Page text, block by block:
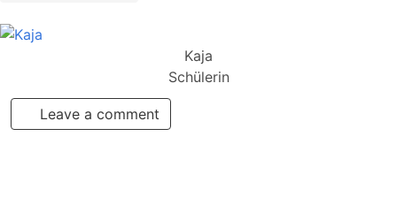
Kaja
Schülerin
Leave a comment